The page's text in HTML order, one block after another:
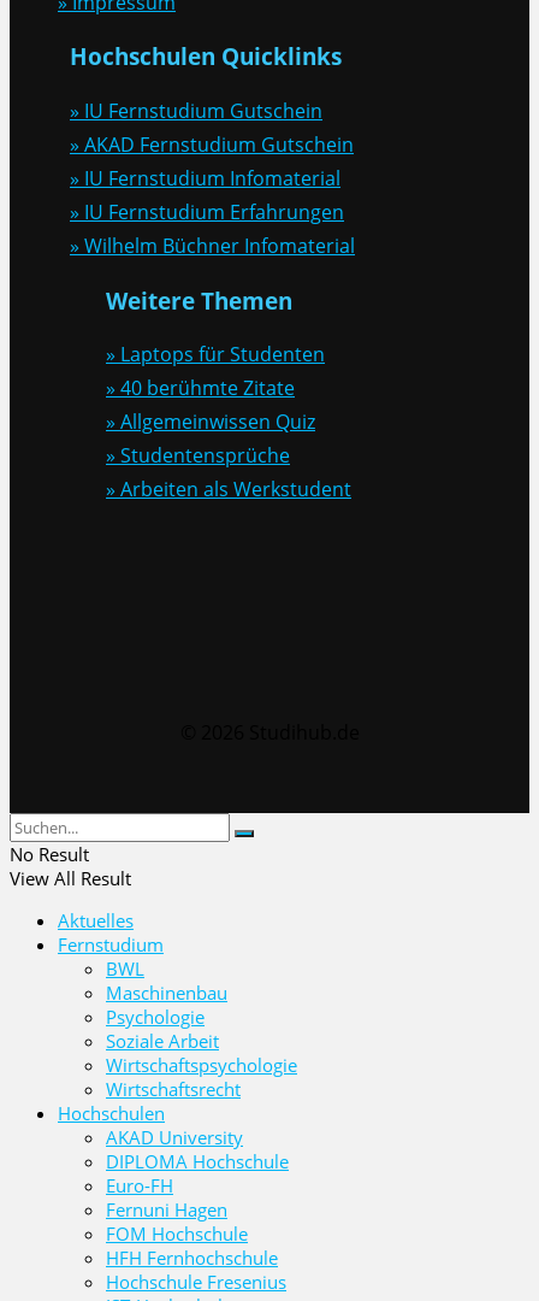
Hochschulen Quicklinks
» IU Fernstudium Gutschein
» AKAD Fernstudium Gutschein
» IU Fernstudium Infomaterial
» IU Fernstudium Erfahrungen
» Wilhelm Büchner Infomaterial
Weitere Themen
» Laptops für Studenten
» 40 berühmte Zitate
» Allgemeinwissen Quiz
» Studentensprüche
» Arbeiten als Werkstudent
No Result
View All Result
Aktuelles
Fernstudium
BWL
Maschinenbau
Psychologie
Soziale Arbeit
Wirtschaftspsychologie
Wirtschaftsrecht
Hochschulen
AKAD University
DIPLOMA Hochschule
Euro-FH
Fernuni Hagen
FOM Hochschule
HFH Fernhochschule
Hochschule Fresenius